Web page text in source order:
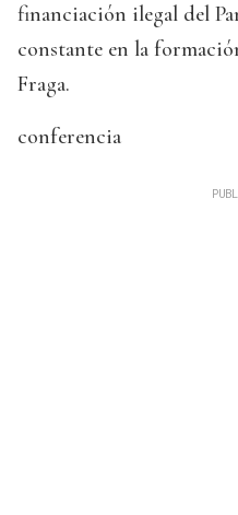
financiación ilegal del
constante en la
Fraga.
conferencia